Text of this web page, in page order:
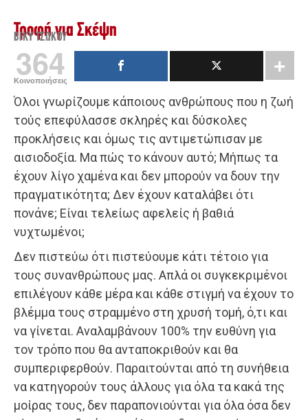
Τροφή για Σκέψη
ΒΊΚΥ ΤΣΏΚΟΥ
364
Κοινοποιήσεις
Όλοι γνωρίζουμε κάποιους ανθρώπους που η ζωή
τούς επεφύλασσε σκληρές και δύσκολες
προκλήσεις και όμως τις αντιμετώπισαν με
αισιοδοξία. Μα πώς το κάνουν αυτό; Μήπως τα
έχουν λίγο χαμένα και δεν μπορούν να δουν την
πραγματικότητα; Δεν έχουν καταλάβει ότι
πονάνε; Είναι τελείως αφελείς ή βαθιά
νυχτωμένοι;
Δεν πιστεύω ότι πιστεύουμε κάτι τέτοιο για
τους συνανθρώπους μας. Απλά οι συγκεκριμένοι
επιλέγουν κάθε μέρα και κάθε στιγμή να έχουν το
βλέμμα τους στραμμένο στη χρυσή τομή, ό,τι και
να γίνεται. Αναλαμβάνουν 100% την ευθύνη για
τον τρόπο που θα ανταποκριθούν και θα
συμπεριφερθούν. Παραιτούνται από τη συνήθεια
να κατηγορούν τους άλλους για όλα τα κακά της
μοίρας τους, δεν παραπονιούνται για όλα όσα δεν